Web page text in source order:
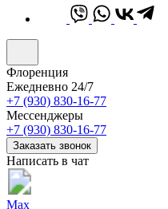
Флоренция
Ежедневно 24/7
+7 (930) 830-16-77
Мессенджеры
+7 (930) 830-16-77
Заказать звонок
Написать в чат
Max